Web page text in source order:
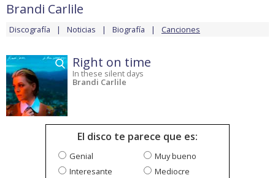
Brandi Carlile
Discografía Noticias Biografía Canciones
Right on time
In these silent days
Brandi Carlile
El disco te parece que es:
Genial
Muy bueno
Interesante
Mediocre